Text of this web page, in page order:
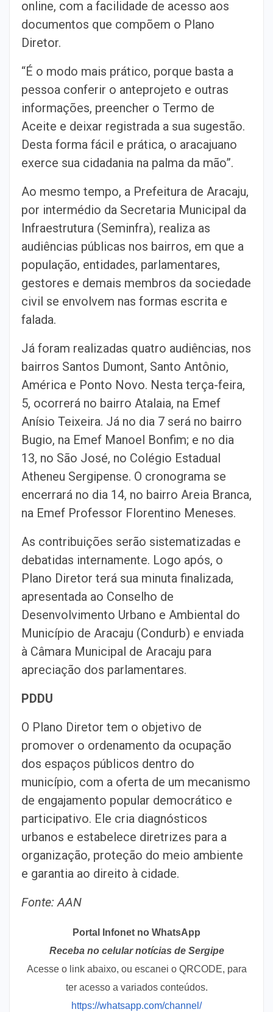
online, com a facilidade de acesso aos
documentos que compõem o Plano
Diretor.
“É o modo mais prático, porque basta a
pessoa conferir o anteprojeto e outras
informações, preencher o Termo de
Aceite e deixar registrada a sua sugestão.
Desta forma fácil e prática, o aracajuano
exerce sua cidadania na palma da mão”.
Ao mesmo tempo, a Prefeitura de Aracaju,
por intermédio da Secretaria Municipal da
Infraestrutura (Seminfra), realiza as
audiências públicas nos bairros, em que a
população, entidades, parlamentares,
gestores e demais membros da sociedade
civil se envolvem nas formas escrita e
falada.
Já foram realizadas quatro audiências, nos
bairros Santos Dumont, Santo Antônio,
América e Ponto Novo. Nesta terça-feira,
5, ocorrerá no bairro Atalaia, na Emef
Anísio Teixeira. Já no dia 7 será no bairro
Bugio, na Emef Manoel Bonfim; e no dia
13, no São José, no Colégio Estadual
Atheneu Sergipense. O cronograma se
encerrará no dia 14, no bairro Areia Branca,
na Emef Professor Florentino Meneses.
As contribuições serão sistematizadas e
debatidas internamente. Logo após, o
Plano Diretor terá sua minuta finalizada,
apresentada ao Conselho de
Desenvolvimento Urbano e Ambiental do
Município de Aracaju (Condurb) e enviada
à Câmara Municipal de Aracaju para
apreciação dos parlamentares.
PDDU
O Plano Diretor tem o objetivo de
promover o ordenamento da ocupação
dos espaços públicos dentro do
município, com a oferta de um mecanismo
de engajamento popular democrático e
participativo. Ele cria diagnósticos
urbanos e estabelece diretrizes para a
organização, proteção do meio ambiente
e garantia ao direito à cidade.
Fonte: AAN
Portal Infonet no WhatsApp
Receba no celular notícias de Sergipe
Acesse o link abaixo, ou escanei o QRCODE, para
ter acesso a variados conteúdos.
https://whatsapp.com/channel/